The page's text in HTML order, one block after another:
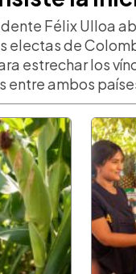
Félix Ulloa
electas de
estrechar los
entre ambos